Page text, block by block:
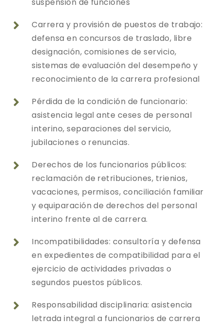

Carrera y provisión de puestos de trabajo:
defensa en concursos de traslado, libre
designación, comisiones de servicio,
sistemas de evaluación del desempeño y
reconocimiento de la carrera profesional

Pérdida de la condición de funcionario:
asistencia legal ante ceses de personal
interino, separaciones del servicio,
jubilaciones o renuncias.

Derechos de los funcionarios públicos:
reclamación de retribuciones, trienios,
vacaciones, permisos, conciliación familiar
y equiparación de derechos del personal
interino frente al de carrera.

Incompatibilidades: consultoría y defensa
en expedientes de compatibilidad para el
ejercicio de actividades privadas o
segundos puestos públicos.

Responsabilidad disciplinaria: asistencia
letrada integral a funcionarios de carrera